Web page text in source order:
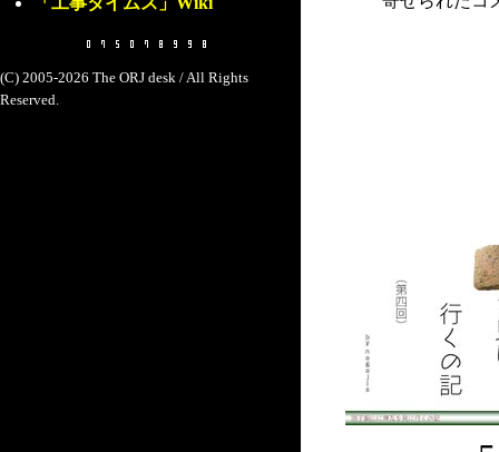
(C) 2005-2026 The ORJ desk / All Rights
Reserved.